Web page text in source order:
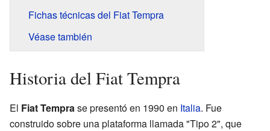
Fichas técnicas del Fiat Tempra
Véase también
Historia del Fiat Tempra
El Fiat Temprase presentó en 1990 en Italia. Fue
construido sobre una plataforma llamada "Tipo 2", que